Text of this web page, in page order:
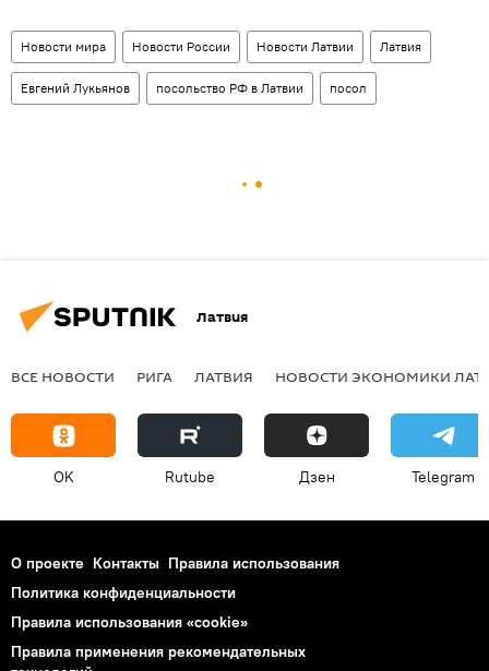
Новости мира Новости России Новости Латвии Латвия
Евгений Лукьянов посольство РФ в Латвии посол
Латвия
ВСЕ НОВОСТИ РИГА ЛАТВИЯ НОВОСТИ ЭКОНОМИКИ
OK Rutube Дзен Telegram
О проекте Контакты Правила использования
Политика конфиденциальности
Правила использования «cookie»
Правила применения рекомендательных